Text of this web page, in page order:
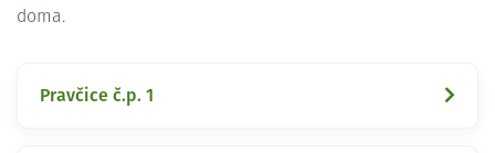
doma.
Pravčice č.p. 1